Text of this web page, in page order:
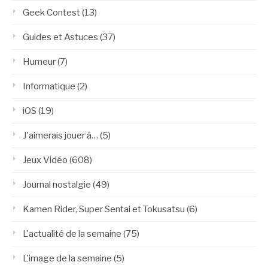
Geek Contest(13)
Guides et Astuces (37)
Humeur(7)
Informatique (2)
iOS (19)
J'aimerais jouer à… (5)
Jeux Vidéo (608)
Journal nostalgie (49)
Kamen Rider, Super Sentai et Tokusatsu (6)
L'actualité de la semaine (75)
L'image de la semaine (5)